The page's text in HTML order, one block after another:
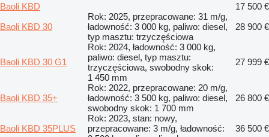
Baoli KBD
17 500 €
Baoli KBD 30
Rok: 2025, przepracowane: 31 m/g,
ładowność: 3 000 kg, paliwo: diesel,
typ masztu: trzyczęściowa
28 900 €
Baoli KBD 30 G1
Rok: 2024, ładowność: 3 000 kg,
paliwo: diesel, typ masztu:
trzyczęściowa, swobodny skok:
1 450 mm
27 999 €
Baoli KBD 35+
Rok: 2022, przepracowane: 20 m/g,
ładowność: 3 500 kg, paliwo: diesel,
swobodny skok: 1 700 mm
26 800 €
Baoli KBD 35PLUS
Rok: 2023, stan: nowy,
przepracowane: 3 m/g, ładowność:
36 500 €